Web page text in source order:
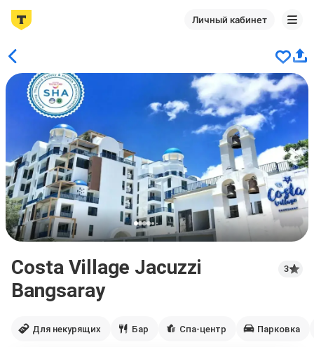
Личный кабинет
Costa Village Jacuzzi
Bangsaray
3
Для некурящих Бар Спа-центр Парковка